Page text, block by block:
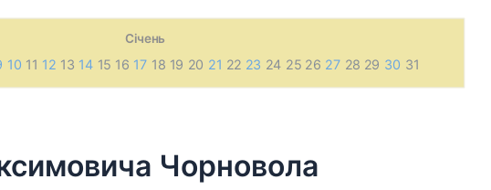
Січень
10 11 12 13 14 15 16 17 18 19 20 21 22 23 24 25 26 27 28 29 30 31
Чорновола